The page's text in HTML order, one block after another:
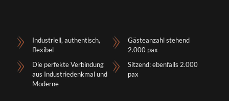
Industriell, authentisch,
flexibel
Die perfekte Verbindung
aus Industriedenkmal und
Moderne
Gästeanzahl stehend
2.000 pax
Sitzend: ebenfalls 2.000
pax